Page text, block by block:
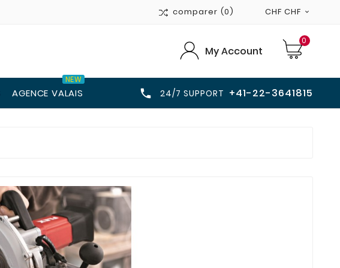
comparer (0) CHF CHF 
My Account
0
AGENCE VALAIS
NEW
 24/7 SUPPORT +41-22-3641815